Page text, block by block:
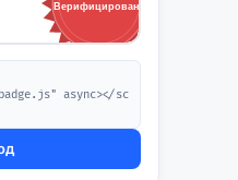
Верифицировано
async></sc